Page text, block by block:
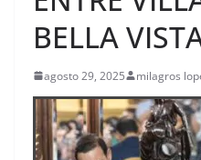
BELLA
agosto 29, 2025 milagros